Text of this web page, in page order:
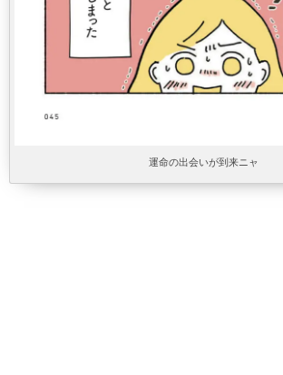
運命の出会いが到来ニャ